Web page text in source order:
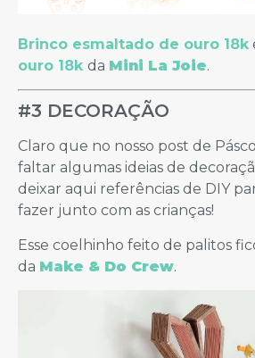
Brinco esmaltado de ouro 18k
ouro 18k da Mini La Joie.
#3 DECORAÇÃO
Claro que no nosso post de
faltar algumas ideias de
deixar aqui referências de DIY
fazer junto com as crianças!
Esse coelhinho feito de palitos
da Make & Do Crew.